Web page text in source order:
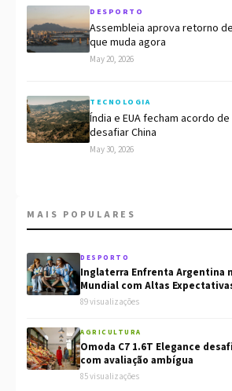
DESPORTO
Assembleia aprova retorno
que muda agora
May 20, 2026
TECNOLOGIA
Índia e EUA fecham acordo
desafiar China
May 30, 2026
MAIS POPULARES
DESPORTO
Inglaterra Enfrenta Argentina
Mundial com Altas
89 visualizações
AGRICULTURA
Omoda C7 1.6T Elegance
com avaliação ambígua
85 visualizações